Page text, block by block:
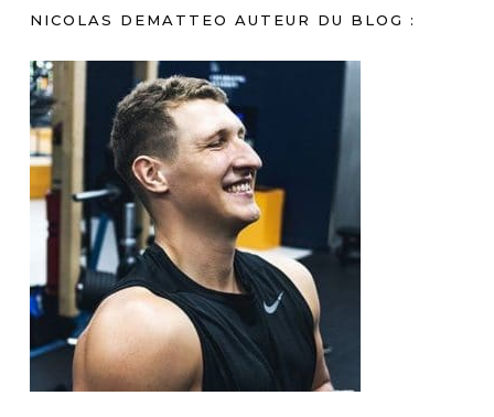
NICOLAS DEMATTEO AUTEUR DU BLOG :